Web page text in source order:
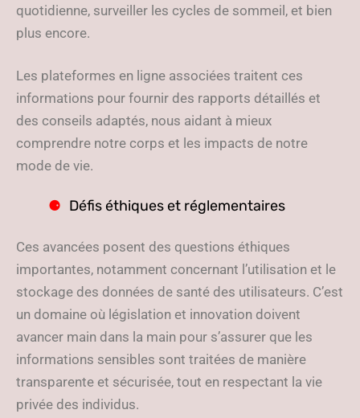
quotidienne, surveiller les cycles de sommeil, et bien
plus encore.
Les plateformes en ligne associées traitent ces
informations pour fournir des rapports détaillés et
des conseils adaptés, nous aidant à mieux
comprendre notre corps et les impacts de notre
mode de vie.
Défis éthiques et réglementaires
Ces avancées posent des questions éthiques
importantes, notamment concernant l’utilisation et le
stockage des données de santé des utilisateurs. C’est
un domaine où législation et innovation doivent
avancer main dans la main pour s’assurer que les
informations sensibles sont traitées de manière
transparente et sécurisée, tout en respectant la vie
privée des individus.